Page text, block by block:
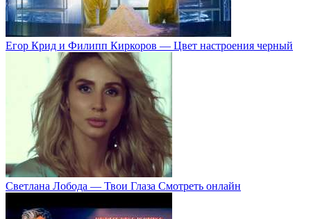
Егор Крид и Филипп Киркоров — Цвет настроения черный
Светлана Лобода — Твои Глаза Смотреть онлайн